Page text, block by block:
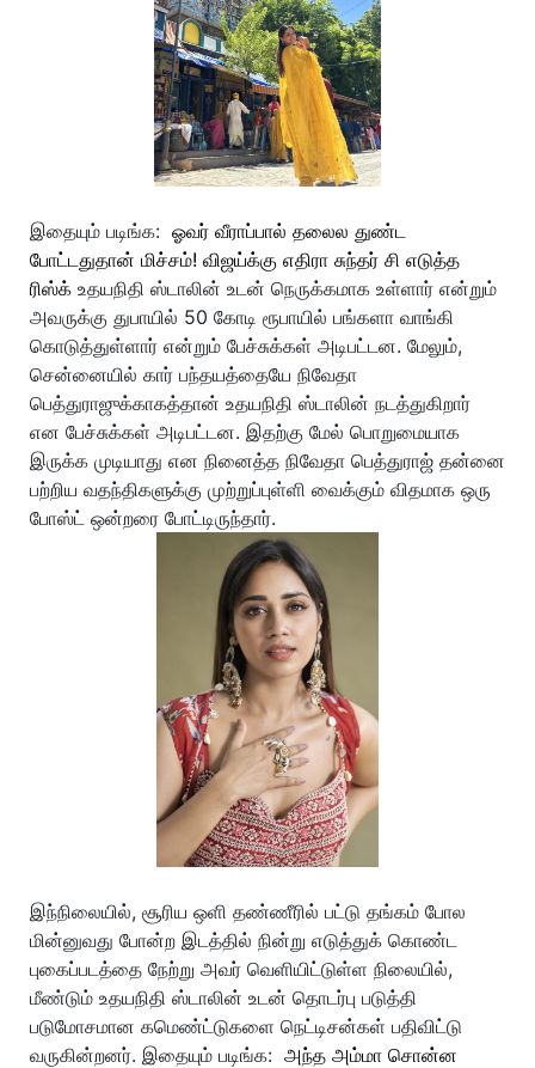
இதையும் படிங்க: ஓவர் வீராப்பால் தலைல துண்ட
போட்டதுதான் மிச்சம்! விஜய்க்கு எதிரா சுந்தர் சி எடுத்த
ரிஸ்க் உதயநிதி ஸ்டாலின் உடன் நெருக்கமாக உள்ளார் என்றும்
அவருக்கு துபாயில் 50 கோடி ரூபாயில் பங்களா வாங்கி
கொடுத்துள்ளார் என்றும் பேச்சுக்கள் அடிபட்டன. மேலும்,
சென்னையில் கார் பந்தயத்தையே நிவேதா
பெத்துராஜுக்காகத்தான் உதயநிதி ஸ்டாலின் நடத்துகிறார்
என பேச்சுக்கள் அடிபட்டன. இதற்கு மேல் பொறுமையாக
இருக்க முடியாது என நினைத்த நிவேதா பெத்துராஜ் தன்னை
பற்றிய வதந்திகளுக்கு முற்றுப்புள்ளி வைக்கும் விதமாக ஒரு
போஸ்ட் ஒன்றரை போட்டிருந்தார்.
இந்நிலையில், சூரிய ஒளி தண்ணீரில் பட்டு தங்கம் போல
மின்னுவது போன்ற இடத்தில் நின்று எடுத்துக் கொண்ட
புகைப்படத்தை நேற்று அவர் வெளியிட்டுள்ள நிலையில்,
மீண்டும் உதயநிதி ஸ்டாலின் உடன் தொடர்பு படுத்தி
படுமோசமான கமெண்ட்டுகளை நெட்டிசன்கள் பதிவிட்டு
வருகின்றனர். இதையும் படிங்க: அந்த அம்மா சொன்ன